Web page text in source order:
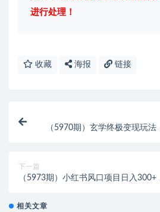
进行处理！
收藏 海报 链接
（5970期）玄学终极变现玩
下一篇
（5973期）小红书风口项目日入300+
相关文章